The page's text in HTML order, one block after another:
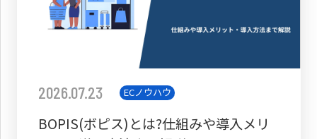
2026.07.23 ECノウハウ
BOPIS(ボピス)とは?仕組みや導入メリ